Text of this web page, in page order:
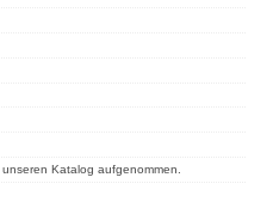
Katalog aufgenommen.